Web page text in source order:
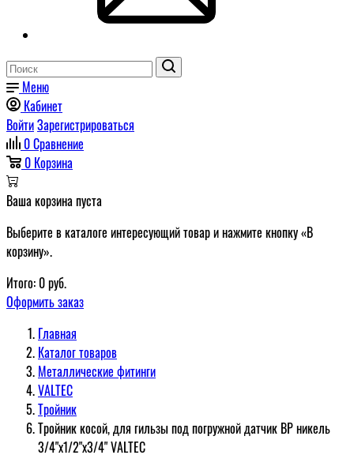
Меню
Кабинет
ВойтиЗарегистрироваться
0Сравнение
0 Корзина
Ваша корзина пуста
Выберите в каталоге интересующий товар и нажмите кнопку «В
корзину».
Итого: 0руб.
Оформить заказ
Главная
Каталог товаров
Металлические фитинги
VALTEC
Тройник
Тройник косой, для гильзы под погружной датчик ВР никель
3/4"x1/2"x3/4" VALTEC